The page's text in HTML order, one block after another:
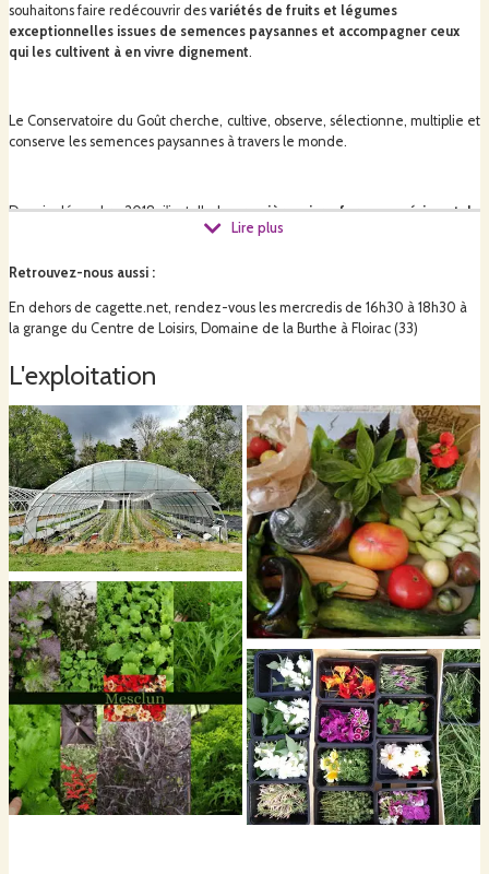
souhaitons faire redécouvrir des variétés de fruits et légumes
exceptionnelles issues de semences paysannes et accompagner ceux
qui les cultivent à en vivre dignement.
Le Conservatoire du Goût cherche, cultive, observe, sélectionne, multiplie et
conserve les semences paysannes à travers le monde.
Depuis décembre 2018, j'installe lapremière micro-ferme expérimentale
loués à la Mairie de Floirac
d'agroécologie, de maraîchage sur sol vivant, de biodynamie, de
Lire plus
Retrouvez-nous aussi :
En dehors de cagette.net, rendez-vous les mercredis de 16h30 à 18h30 à
la grange du Centre de Loisirs, Domaine de la Burthe à Floirac (33)
L'exploitation